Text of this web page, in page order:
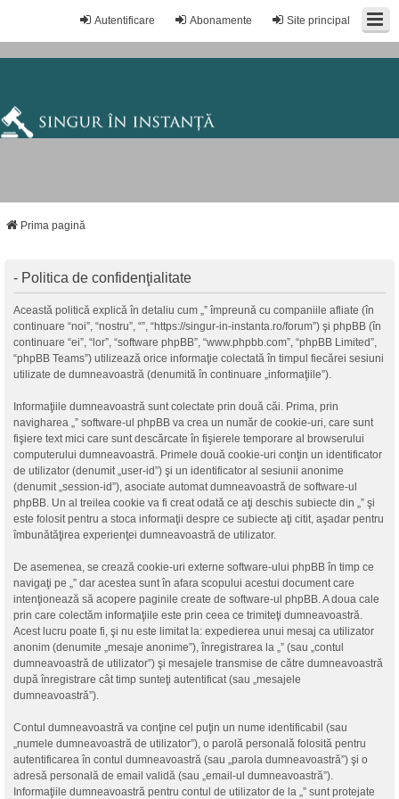
Site principal
Abonamente
Autentificare
Prima pagină
- Politica de confidenţialitate
Această politică explică în detaliu cum „” împreună cu companiile afliate (în
continuare “noi”, “nostru”, “”, “https://singur-in-instanta.ro/forum”) şi phpBB (în
continuare “ei”, “lor”, “software phpBB”, “www.phpbb.com”, “phpBB Limited”,
“phpBB Teams”) utilizează orice informaţie colectată în timpul fiecărei sesiuni
utilizate de dumneavoastră (denumită în continuare „informaţiile”).
Informaţiile dumneavoastră sunt colectate prin două căi. Prima, prin
navigharea „” software-ul phpBB va crea un număr de cookie-uri, care sunt
fişiere text mici care sunt descărcate în fişierele temporare al browserului
computerului dumneavoastră. Primele două cookie-uri conţin un identificator
de utilizator (denumit „user-id”) şi un identificator al sesiunii anonime
(denumit „session-id”), asociate automat dumneavoastră de software-ul
phpBB. Un al treilea cookie va fi creat odată ce aţi deschis subiecte din „” şi
este folosit pentru a stoca informaţii despre ce subiecte aţi citit, aşadar pentru
îmbunătăţirea experienţei dumneavoastră de utilizator.
De asemenea, se crează cookie-uri externe software-ului phpBB în timp ce
navigaţi pe „” dar acestea sunt în afara scopului acestui document care
intenţionează să acopere paginile create de software-ul phpBB. A doua cale
prin care colectăm informaţiile este prin ceea ce trimiteţi dumneavoastră.
Acest lucru poate fi, şi nu este limitat la: expedierea unui mesaj ca utilizator
anonim (denumite „mesaje anonime”), înregistrarea la „” (sau „contul
dumneavoastră de utilizator”) şi mesajele transmise de către dumneavoastră
după înregistrare cât timp sunteţi autentificat (sau „mesajele
dumneavoastră”).
Contul dumneavoastră va conţine cel puţin un nume identificabil (sau
„numele dumneavoastră de utilizator”), o parolă personală folosită pentru
autentificarea în contul dumneavoastră (sau „parola dumneavoastră”) şi o
adresă personală de email validă (sau „email-ul dumneavoastră”).
Informaţiile dumneavoastră pentru contul de utilizator de la „” sunt protejate